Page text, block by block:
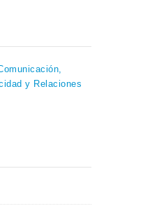
y Relaciones